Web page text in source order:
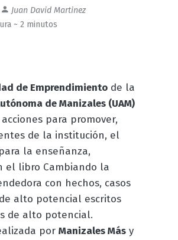
Juan David Martinez
~ 2 minutos
de Emprendimientode la
de Manizales (UAM)
para promover,
de la institución, el
la enseñanza,
el libro Cambiando la
con hechos, casos
alto potencial escritos
de alto potencial.
por Manizales Másy